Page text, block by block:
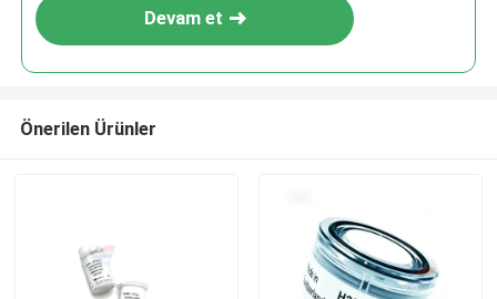
Devam et
Önerilen Ürünler